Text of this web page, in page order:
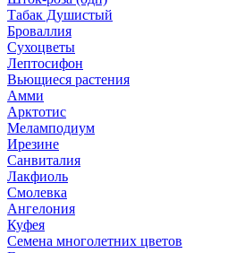
Табак Душистый
Броваллия
Сухоцветы
Лептосифон
Вьющиеся растения
Амми
Арктотис
Меламподиум
Ирезине
Санвиталия
Лакфиоль
Смолевка
Ангелония
Куфея
Семена многолетних цветов